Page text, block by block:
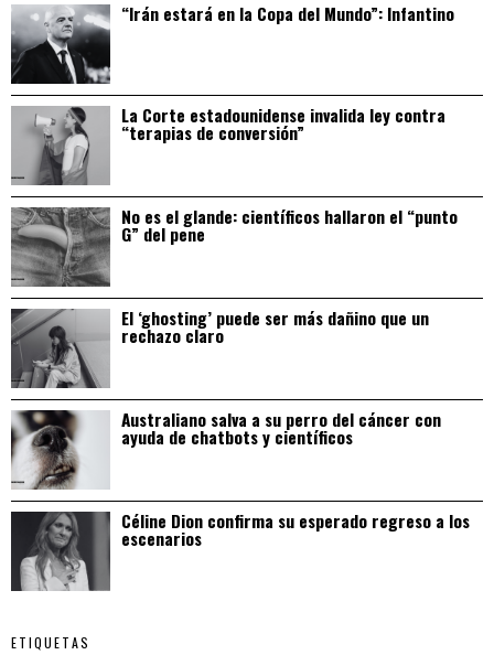
“Irán estará en la Copa del Mundo”: Infantino
La Corte estadounidense invalida ley contra
“terapias de conversión”
No es el glande: científicos hallaron el “punto
G” del pene
El ‘ghosting’ puede ser más dañino que un
rechazo claro
Australiano salva a su perro del cáncer con
ayuda de chatbots y científicos
Céline Dion confirma su esperado regreso a los
escenarios
ETIQUETAS